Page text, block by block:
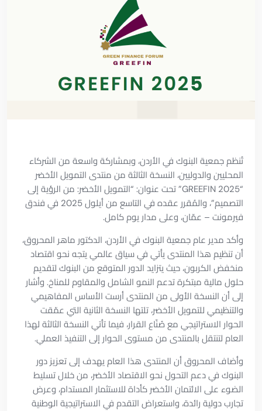
تُنظم جمعية البنوك في الأردن، وبمشاركة واسعة من الشركاء
المحليين والدوليين، النسخة الثالثة من منتدى التمويل الأخضر
“GREEFIN 2025” تحت عنوان: “التمويل الأخضر: من الرؤية إلى
التصميم”، والمُقرر عقده في التاسع من أيلول 2025 في فندق
فيرمونت – عمّان، وعلى مدار يوم كامل.
وأكد مدير عام جمعية البنوك في الأردن، الدكتور ماهر المحروق،
أن تنظيم هذا المنتدى يأتي في سياق عالمي يتجه نحو اقتصاد
منخفض الكربون، حيث يتزايد الدور المتوقع من البنوك لتقديم
حلول مالية مبتكرة تدعم النمو الشامل والمقاوم للمناخ. وأشار
إلى أن النسخة الأولى من المنتدى أرست الأساس المفاهيمي
والتنظيمي للتمويل الأخضر، تلتها النسخة الثانية التي عمّقت
الحوار الاستراتيجي مع صُنّاع القرار، فيما تأتي النسخة الثالثة لهذا
العام لتنتقل بالمنتدى من مستوى الحوار إلى التنفيذ العملي.
وأضاف المحروق أن المنتدى هذا العام يهدف إلى تعزيز دور
البنوك في دعم التحول نحو الاقتصاد الأخضر، من خلال تسليط
الضوء على الائتمان الأخضر كأداة للاستثمار المستدام، وعرض
تجارب دولية رائدة، واستعراض التقدم في الاستراتيجية الوطنية